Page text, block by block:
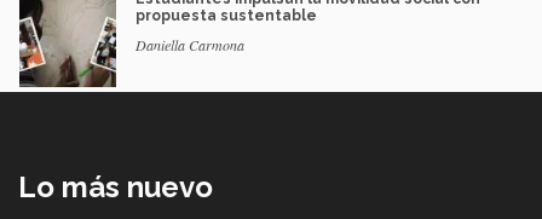
propuesta sustentable
Daniella Carmona
Lo más nuevo